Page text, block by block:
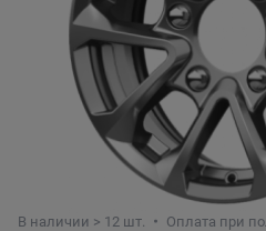
В наличии > 12 шт. Оплата при